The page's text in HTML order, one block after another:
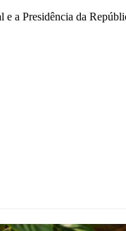
a Presidência da